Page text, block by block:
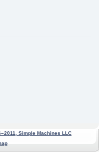
Simple Machines LLC